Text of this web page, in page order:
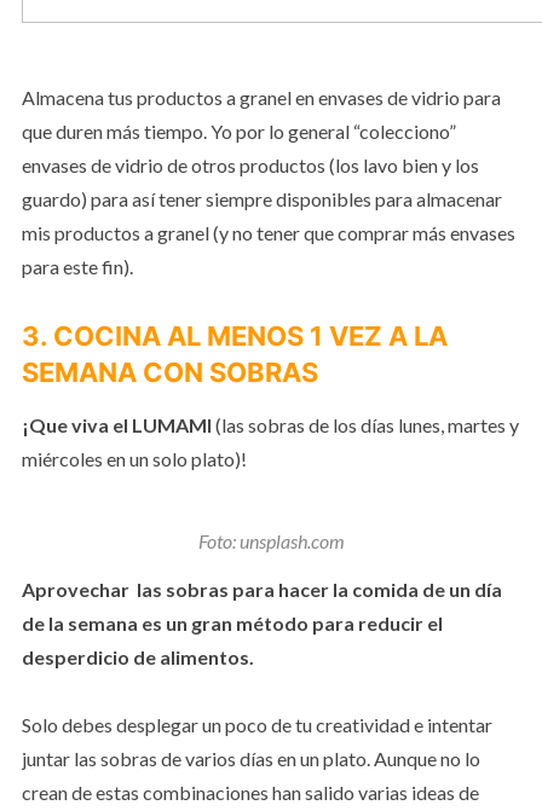
Almacena tus productos a granel en envases de vidrio para
que duren más tiempo. Yo por lo general “colecciono”
envases de vidrio de otros productos (los lavo bien y los
guardo) para así tener siempre disponibles para almacenar
mis productos a granel (y no tener que comprar más envases
para este fin).
3. COCINA AL MENOS 1 VEZ A LA
SEMANA CON SOBRAS
¡Que viva el LUMAMI (las sobras de los días lunes, martes y
miércoles en un solo plato)!
Foto: unsplash.com
Aprovechar las sobras para hacer la comida de un día
de la semana es un gran método para reducir el
desperdicio de alimentos.
Solo debes desplegar un poco de tu creatividad e intentar
juntar las sobras de varios días en un plato. Aunque no lo
crean de estas combinaciones han salido varias ideas de